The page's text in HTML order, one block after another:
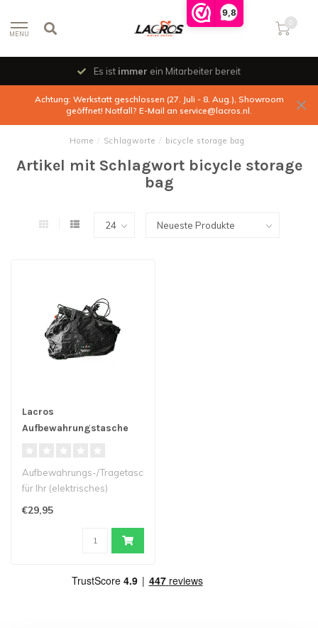
9,8
MENU
0
Es ist immer ein Mitarbeiter bereit
Achtung: Werkstatt geschlossen (27. Juli - 8. Aug.), Showroom
geöffnet! Notfall? E-Mail an service@lacros.nl.
Home / Schlagworte / bicycle storage bag
Artikel mit Schlagwort bicycle storage
bag
Lacros
Aufbewahrungstasche
Aufbewahrungs-/Tragetasche
für Ihr (elektrisches)
€29,95